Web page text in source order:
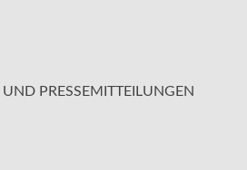
PRESSEMITTEILUNGEN